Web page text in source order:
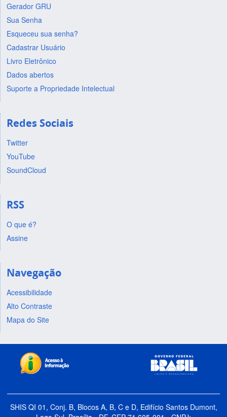
Gerador GRU
Sua Senha
Esqueceu sua senha?
Cadastrar Usuário
Livro Eletrônico
Dados abertos
Suporte a Propriedade Intelectual
Redes Sociais
Twitter
YouTube
SoundCloud
RSS
O que é?
Assine
Navegação
Acessibilidade
Alto Contraste
Mapa do Site
SHIS QI 01, Conj. B, Blocos A, B, C e D, Edifício Santos Dumont,